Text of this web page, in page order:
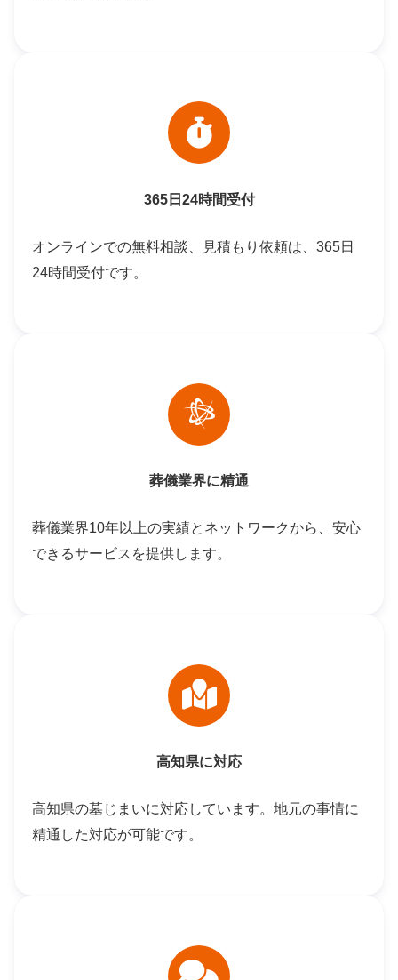
365日24時間受付
オンラインでの無料相談、見積もり依頼は、365日
24時間受付です。
葬儀業界に精通
葬儀業界10年以上の実績とネットワークから、安心
できるサービスを提供します。
高知県に対応
高知県の墓じまいに対応しています。地元の事情に
精通した対応が可能です。